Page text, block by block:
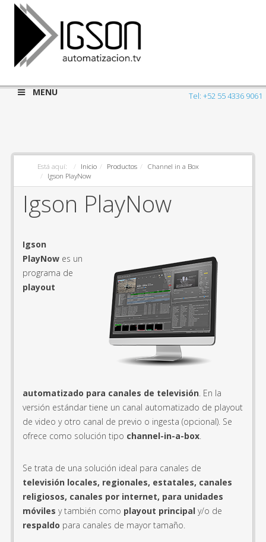
MENU Tel: +52 55 4336 9061
Está aquí: Inicio Productos
Channel in a Box
Igson PlayNow
Igson PlayNow
Igson
PlayNow es un
programa de
playout
automatizado para canales de televisión. En la
versión estándar tiene un canal automatizado de playout
de video y otro canal de previo o ingesta (opcional). Se
ofrece como solución tipo channel-in-a-box.
Se trata de una solución ideal para canales de
televisión locales, regionales, estatales, canales
religiosos, canales por internet, para unidades
móvilesy también como playout principal y/o de
respaldo para canales de mayor tamaño.